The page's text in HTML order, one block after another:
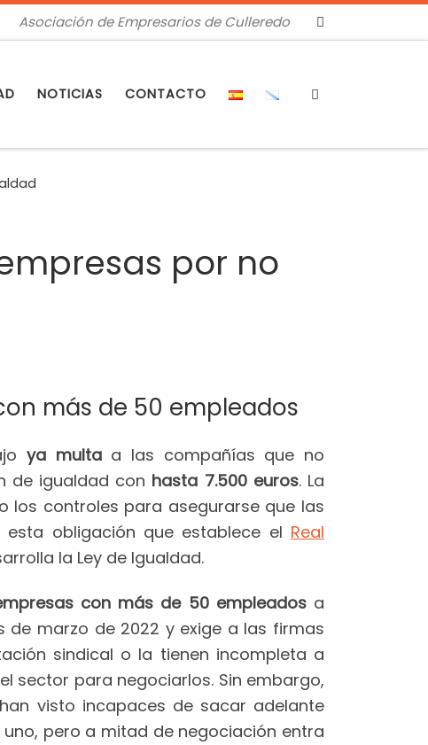
Asociación de Empresarios de Culleredo
NOTICIAS CONTACTO
por no
más de 50 empleados
ya multaa las compañías que no
de igualdad con hasta 7.500 euros. La
los controles para asegurarse que las
obligación que establece el Real
la Ley de Igualdad.
con más de 50 empleadosa
de marzo de 2022 y exige a las firmas
sindical o la tienen incompleta a
sector para negociarlos. Sin embargo,
visto incapaces de sacar adelante
pero a mitad de negociación entra